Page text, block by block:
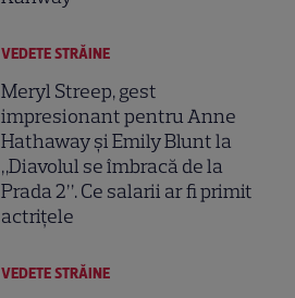
VEDETE STRĂINE
Meryl Streep, gest
impresionant pentru Anne
Hathaway și Emily Blunt la
„Diavolul se îmbracă de la
Prada 2”. Ce salarii ar fi primit
actrițele
VEDETE STRĂINE